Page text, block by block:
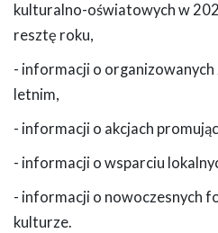
kulturalno-oświatowych w
resztę roku,
- informacji o organizowanych
letnim,
- informacji o akcjach
- informacji o wsparciu
- informacji o nowoczesnych
kulturze.